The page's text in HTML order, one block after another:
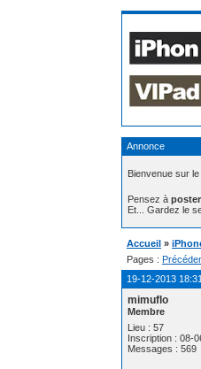
Annonce
Bienvenue sur
Pensez à
Et... Gardez le
Accueil »
Pages :
19-12-2013
mimuflo
Membre
Lieu : 57
Inscription : 08-
Messages : 569